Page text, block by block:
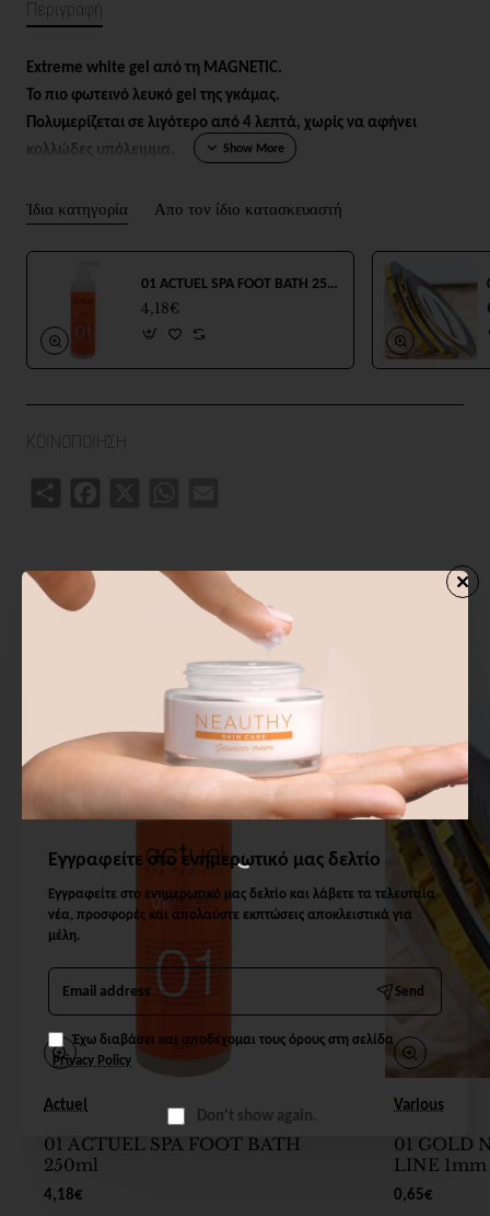
Εγγραφείτε στο ενημερωτικό μας δελτίο
Εγγραφείτε στο ενημερωτικό μας δελτίο και λάβετε τα τελευταία
νέα, προσφορές και απολαύστε εκπτώσεις αποκλειστικά για
μέλη.
Email
address
Send
Έχω διαβάσει και αποδέχομαι τους όρους στη σελίδα
Privacy Policy
Don't show again.
Περιγραφή
Extreme white gel από τη MAGNETIC.
Το πιο φωτεινό λευκό gel της γκάμας.
Πολυμερίζεται σε λιγότερο από 4 λεπτά, χωρίς να αφήνει
κολλώδες υπόλειμμα.
Supreme Finish, σε gel νύχια και σε ακρυλικά.
Ίδια κατηγορία Απο τον ίδιο κατασκευαστή
01 ACTUEL SPA FOOT BATH 250ml
4,18€
ΚΟΙΝΟΠΟΙΗΣΗ
ΑΠΟ ΤΗΝ ΙΔΙΑ ΚΑΤΗΓΟΡΙΑ
Actuel
01 ACTUEL SPA FOOT BATH
250ml
4,18€
Various
01 GOLD
LINE 1mm
0,65€